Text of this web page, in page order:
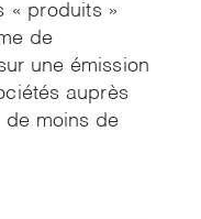
« produits »
de
une émission
auprès
de moins de